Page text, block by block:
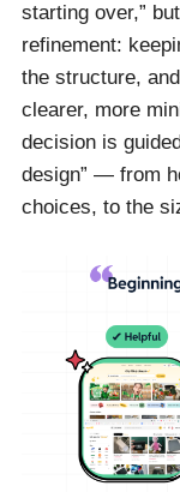
starting over,”
refinement:
the structure,
clearer, more
decision is
design” — from
choices, to the